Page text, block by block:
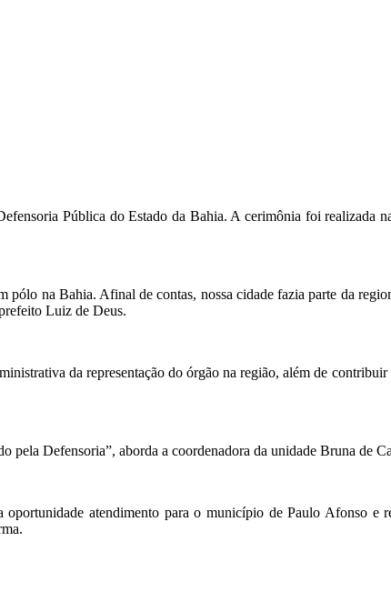
Pública do Estado da Bahia. A cerimônia foi realizada
pólo na Bahia. Afinal de contas, nossa cidade fazia parte da
Luiz de Deus.
da representação do órgão na região, além de contribuir
pela Defensoria”, aborda a coordenadora da unidade Bruna de
atendimento para o município de Paulo Afonso e